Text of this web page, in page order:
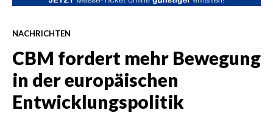
NACHRICHTEN
CBM fordert mehr Bewegung
in der europäischen
Entwicklungspolitik